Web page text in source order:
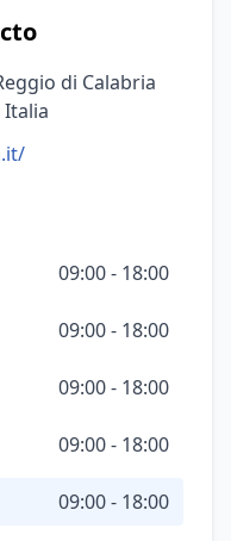
di Calabria
Italia
09:00 - 18:00
09:00 - 18:00
09:00 - 18:00
09:00 - 18:00
09:00 - 18:00